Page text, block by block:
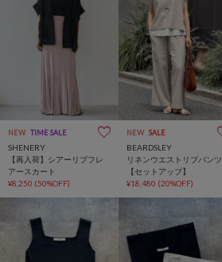
NEW TIME SALE
SHENERY
【再入荷】シアーリブフレ
アースカート
¥8,250 (50%OFF)
NEW SALE
BEARDSLEY
リネンウエストリブパンツ
【セットアップ】
¥18,480 (20%OFF)